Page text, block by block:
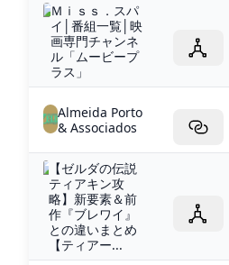
Ｍｉｓｓ．スパ
イ│番組一覧│映
画専門チャンネ
ル「ムービープ
ラス」
Almeida Porto
& Associados
【ゼルダの伝説
ティアキン攻
略】新要素＆前
作『ブレワイ』
との違いまとめ
【ティアー...